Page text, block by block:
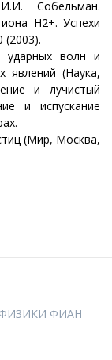
Собельман.
H2+. Успехи
(2003).
ударных волн и
явлений (Наука,
и лучистый
и испускание
(Мир, Москва,
ФИАН